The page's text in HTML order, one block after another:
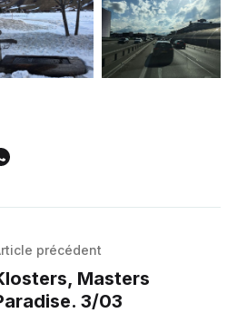
précédent
Masters
3/03